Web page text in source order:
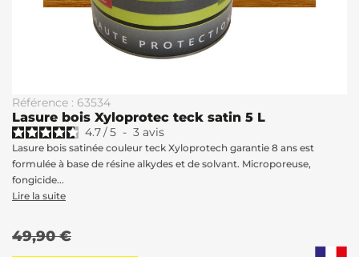
Référence : 63534
Lasure bois Xyloprotec teck satin 5 L
4.7/5 - 3 avis
Lasure bois satinée couleur teck Xyloprotech garantie 8 ans est
formulée à base de résine alkydes et de solvant. Microporeuse,
fongicide...
Lire la suite
49,90 €